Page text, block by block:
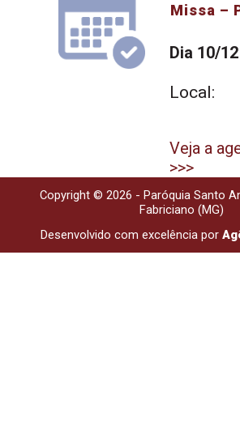
Missa –
Dia 10/
Local:
Veja a
>>>
Copyright © 2026 - Paróquia Santo
Fabriciano (MG)
Desenvolvido com excelência por